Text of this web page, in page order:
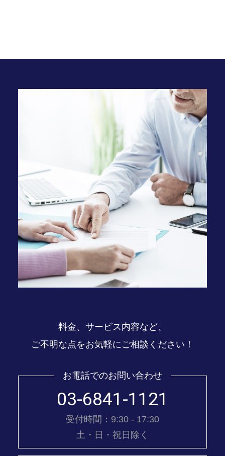
料金、サービス内容など、
ご不明な点をお気軽にご相談ください！
お電話でのお問い合わせ
03-6841-1121
受付時間：9:30 - 17:30
土・日・祝日除く